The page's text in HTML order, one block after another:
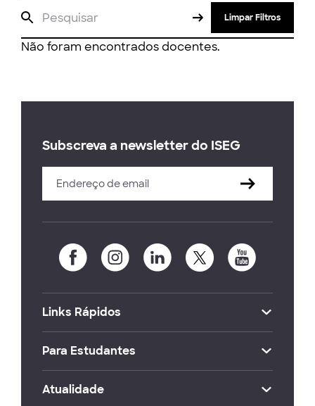
Limpar Filtros
Não foram encontrados docentes.
Subscreva a newsletter do ISEG
Links Rápidos
Para Estudantes
Atualidade